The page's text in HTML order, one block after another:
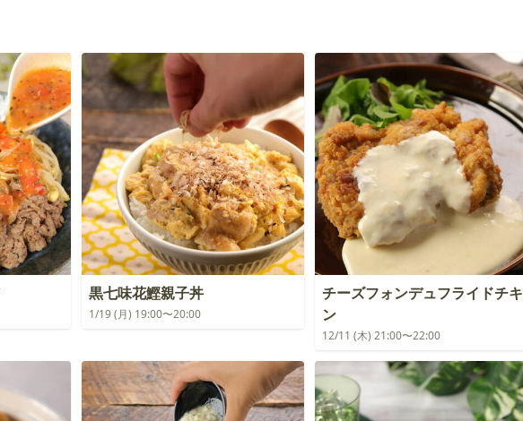
黒七味花鰹親子丼
1/19 (月) 19:00〜20:00
チーズフォンデュフライドチキ
ン
12/11 (木) 21:00〜22:00